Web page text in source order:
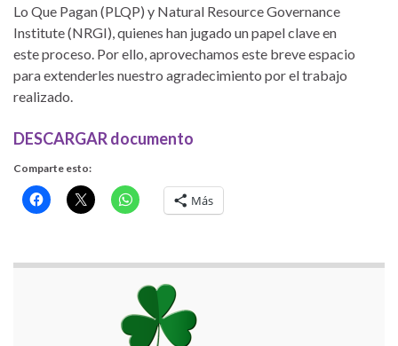
Lo Que Pagan (PLQP) y Natural Resource Governance
Institute (NRGI), quienes han jugado un papel clave en
este proceso. Por ello, aprovechamos este breve espacio
para extenderles nuestro agradecimiento por el trabajo
realizado.
DESCARGAR documento
Comparte esto:
Más